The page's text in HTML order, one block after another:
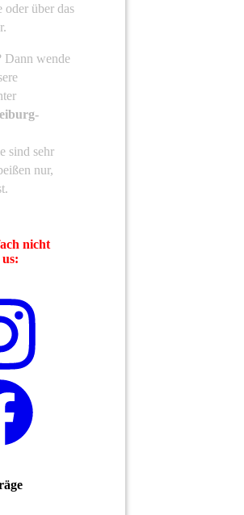
oder über das
Dann wende
sind sehr
nur,
nicht